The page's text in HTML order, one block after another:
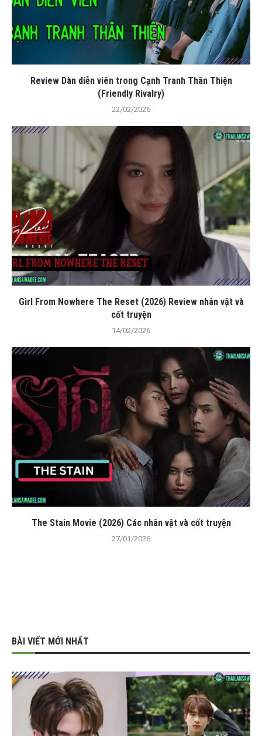
Review Dàn diễn viên trong Cạnh Tranh Thân Thiện
(Friendly Rivalry)
22/02/2026
Girl From Nowhere The Reset (2026) Review nhân vật và
cốt truyện
14/02/2026
The Stain Movie (2026) Các nhân vật và cốt truyện
27/01/2026
BÀI VIẾT MỚI NHẤT